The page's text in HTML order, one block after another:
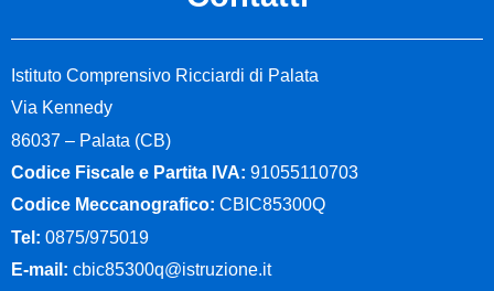
Istituto Comprensivo Ricciardi di Palata
Via Kennedy
86037 – Palata (CB)
Codice Fiscale e Partita IVA: 91055110703
Codice Meccanografico: CBIC85300Q
Tel: 0875/975019
E-mail: cbic85300q@istruzione.it